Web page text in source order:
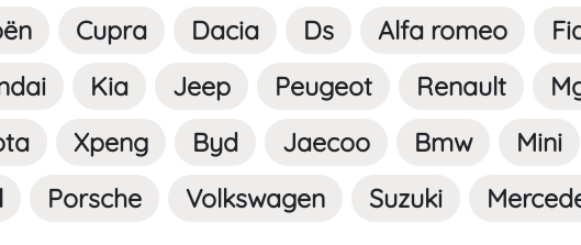
Cupra Dacia Ds Alfa romeo
Kia Jeep Peugeot Renault
Xpeng Byd Jaecoo Bmw Mini
Porsche Volkswagen Suzuki